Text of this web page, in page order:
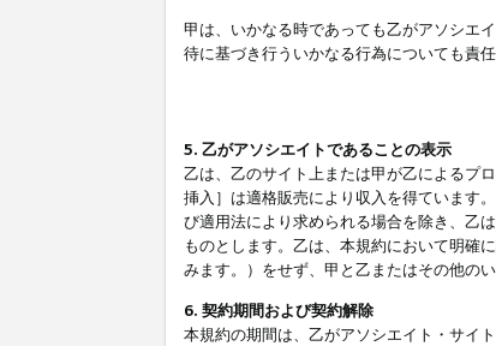
甲は、いかなる時であっても乙がアソシエ
待に基づき行ういかなる行為についても責任
5. 乙がアソシエイトであることの表示
乙は、乙のサイト上または甲が乙によるプ
挿入］は適格販売により収入を得ています
び適用法により求められる場合を除き、乙
ものとします。乙は、本規約において明確
みます。）をせず、甲と乙またはその他の
6. 契約期間および契約解除
本規約の期間は、乙がアソシエイト・サイ